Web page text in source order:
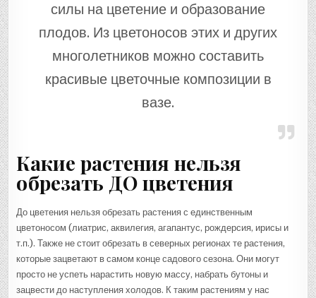
силы на цветение и образование
плодов. Из цветоносов этих и других
многолетников можно составить
красивые цветочные композиции в
вазе.
Какие растения нельзя
обрезать ДО цветения
До цветения нельзя обрезать растения с единственным
цветоносом (лиатрис, аквилегия, агапантус, рождерсия, ирисы и
т.п.). Также не стоит обрезать в северных регионах те растения,
которые зацветают в самом конце садового сезона. Они могут
просто не успеть нарастить новую массу, набрать бутоны и
зацвести до наступления холодов. К таким растениям у нас